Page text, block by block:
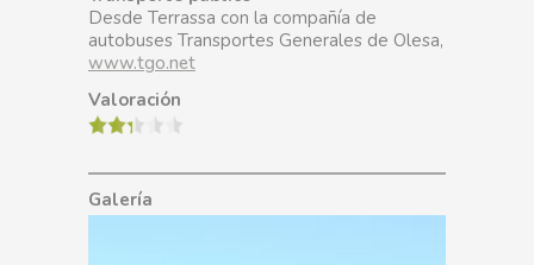
Desde Terrassa con la compañía de
autobuses Transportes Generales de Olesa,
www.tgo.net
Valoración
Galería